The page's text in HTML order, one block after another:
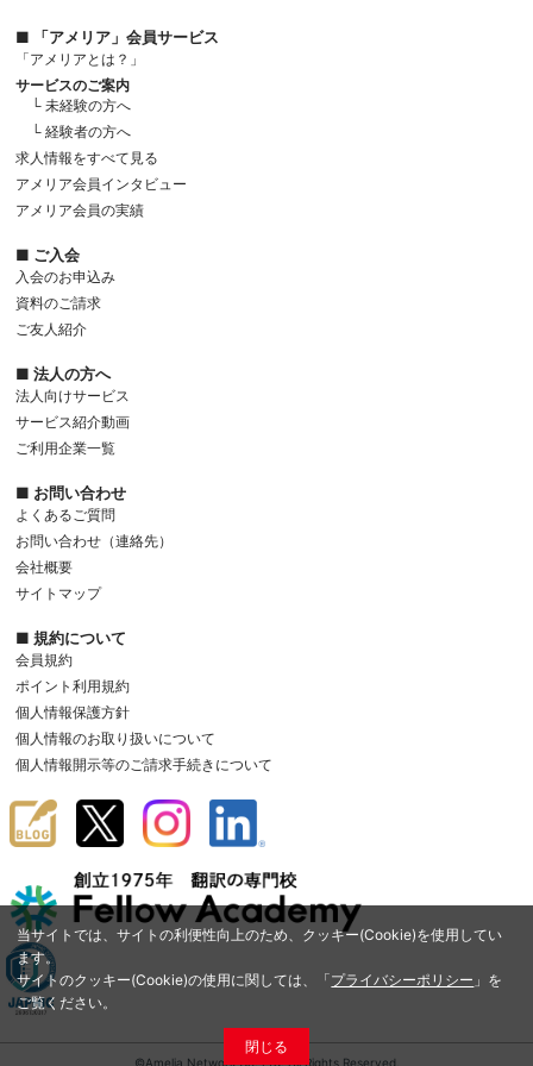
当サイトでは、サイトの利便性向上のため、クッキー(Cookie)を使用してい
ます。
サイトのクッキー(Cookie)の使用に関しては、「プライバシーポリシー 」を
ご覧ください。
閉じる
■ 「アメリア」会員サービス
「アメリアとは？」
サービスのご案内
└ 未経験の方へ
└ 経験者の方へ
求人情報をすべて見る
アメリア会員インタビュー
アメリア会員の実績
■ ご入会
入会のお申込み
資料のご請求
ご友人紹介
■ 法人の方へ
法人向けサービス
サービス紹介動画
ご利用企業一覧
■ お問い合わせ
よくあるご質問
お問い合わせ（連絡先）
会社概要
サイトマップ
■ 規約について
会員規約
ポイント利用規約
個人情報保護方針
個人情報のお取り扱いについて
個人情報開示等のご請求手続きについて
©Amelia Network Co.,Ltd. All Rights Reserved.